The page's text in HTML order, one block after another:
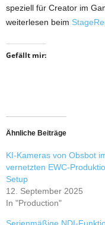
speziell für Creator im
weiterlesen beim
Gefällt mir:
Ähnliche Beiträge
KI-Kameras von Obsbot
vernetzten EWC-
Setup
12. September 2025
In "Production"